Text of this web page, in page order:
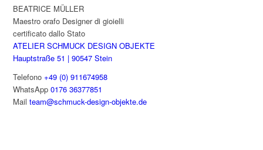
BEATRICE MÜLLER
Maestro orafo Designer di gioielli
certificato dallo Stato
ATELIER SCHMUCK DESIGN OBJEKTE
Hauptstraße 51 | 90547 Stein
Telefono+49 (0) 911674958
WhatsApp0176 36377851
Mailteam@schmuck-design-objekte.de